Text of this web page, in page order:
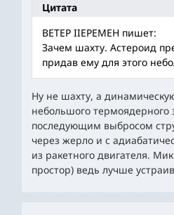
Цитата
BETEP IIEPEMEH пишет:
Зачем шахту. Астероид
придав ему для этого
Ну не шахту, а
небольшого термоядерного
последующим выбросом
через жерло и с
из ракетного двигателя.
простор) ведь лучше